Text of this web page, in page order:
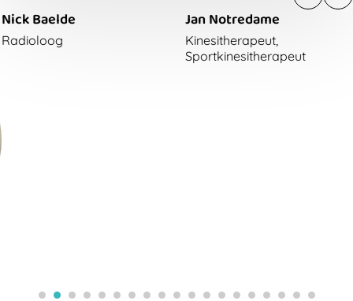
tips en concrete handvaten die je daarbij
ondersteunen.
Jan Notredame
Kinesitherapeut,
Wim Derave
Bewegingswetenschapper